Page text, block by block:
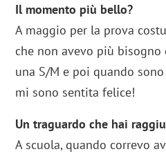
Il momento più bello?
A maggio per la prova
che non avevo più bisogno
una S/M e poi quando
mi sono sentita felice!
Un traguardo che hai
A scuola, quando correvo